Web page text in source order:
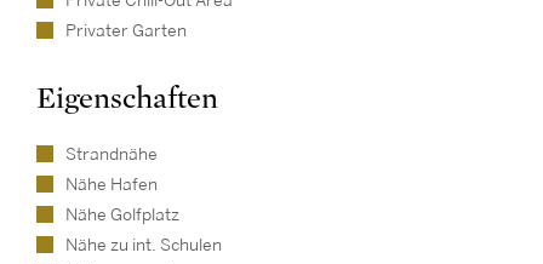
Privater Garten
Eigenschaften
Strandnähe
Nähe Hafen
Nähe Golfplatz
Nähe zu int. Schulen